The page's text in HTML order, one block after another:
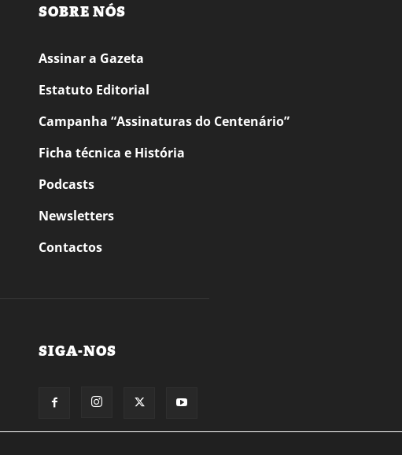
SOBRE NÓS
Assinar a Gazeta
Estatuto Editorial
Campanha “Assinaturas do Centenário”
Ficha técnica e História
Podcasts
Newsletters
Contactos
SIGA-NOS